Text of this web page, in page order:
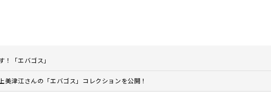
！「エバゴス」
美津江さんの「エバゴス」コレクションを公開！